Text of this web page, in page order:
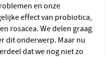
en onze
effect van probiotica,
rosacea. We delen graag
dit onderwerp. Maar nu
dat we nog niet zo